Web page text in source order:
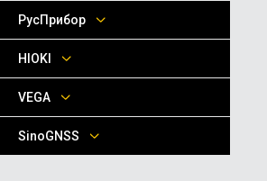
РусПрибор
HIOKI
VEGA
SinoGNSS